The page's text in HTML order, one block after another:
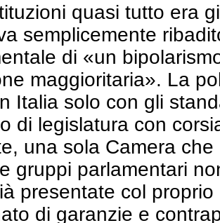
quasi tutto era
semplicemente
di «un
maggioritaria». La
Italia solo con gli
di legislatura con
una sola Camera
gruppi parlamentari
presentate col
di garanzie e